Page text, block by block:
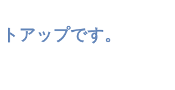
アップです。